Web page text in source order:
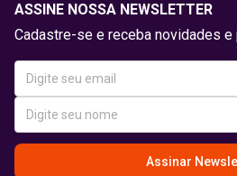
ASSINE NOSSA NEWSLETTER
Cadastre-se e receba novidades
Assinar